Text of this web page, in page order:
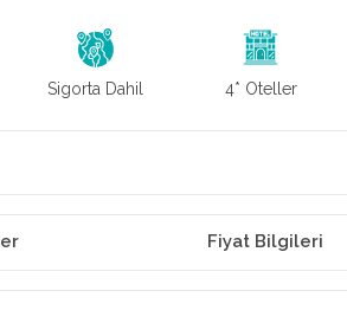
Sigorta Dahil 4* Oteller
Fiyat Bilgileri